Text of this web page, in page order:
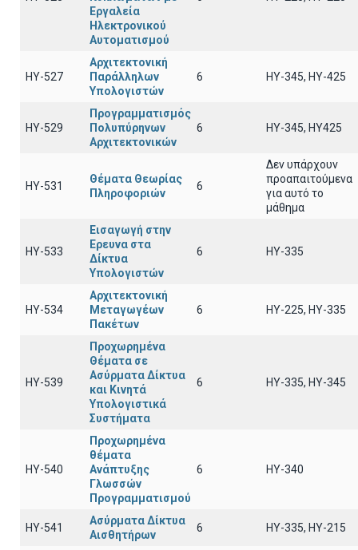
Εργαλεία
Ηλεκτρονικού
Αυτοματισμού
ΗΥ-527
Αρχιτεκτονική
Παράλληλων
Υπολογιστών
6 HY-345, HY-425
ΗΥ-529
Προγραμματισμός
Πολυπύρηνων
Αρχιτεκτονικών
6 HY-345, HY425
HY-531
Θέματα Θεωρίας
Πληροφοριών
6
Δεν υπάρχουν
προαπαιτούμενα
για αυτό το
μάθημα
ΗΥ-533
Εισαγωγή στην
Ερευνα στα
Δίκτυα
Υπολογιστών
6 HY-335
ΗΥ-534
Αρχιτεκτονική
Μεταγωγέων
Πακέτων
6 HY-225, HY-335
HY-539
Προχωρημένα
Θέματα σε
Ασύρματα Δίκτυα
και Κινητά
Υπολογιστικά
Συστήματα
6 HY-335, HY-345
HY-540
Προχωρημένα
θέματα
Ανάπτυξης
Γλωσσών
Προγραμματισμού
6 ΗΥ-340
ΗΥ-541
Ασύρματα Δίκτυα
Αισθητήρων
6 ΗΥ-335, HY-215